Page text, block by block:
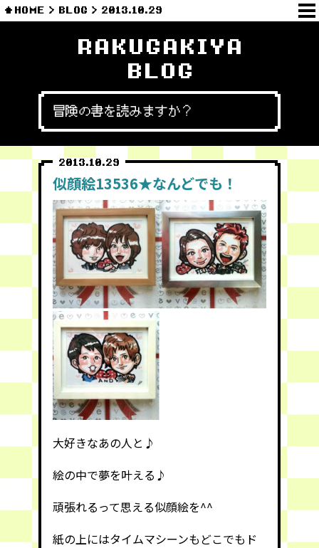
HOME BLOG 2013.10.29
RAKUGAKIYA
BLOG
冒険の書を読みますか？
2013.10.29
似顔絵13536★なんどでも！
大好きなあの人と♪
絵の中で夢を叶える♪
頑張れるって思える似顔絵を^^
紙の上にはタイムマシーンもどこでもド